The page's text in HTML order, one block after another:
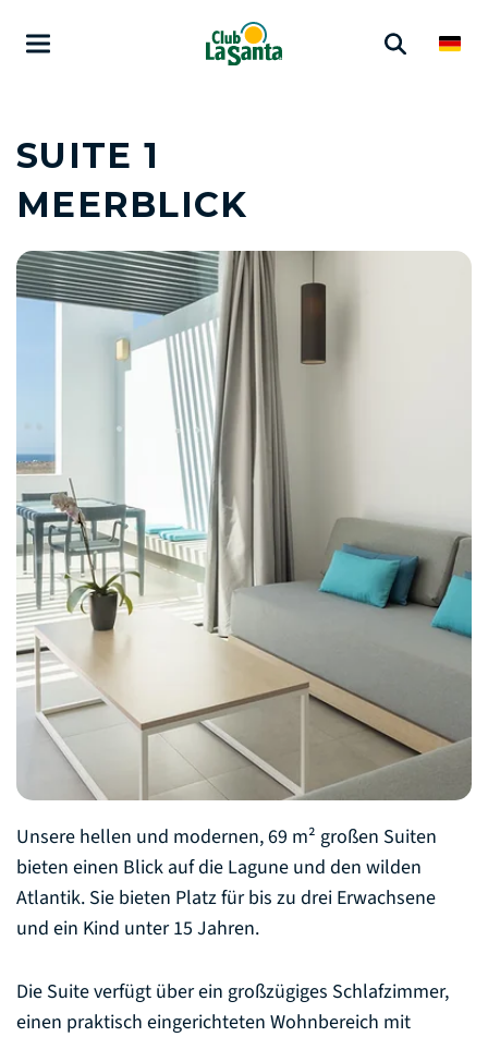
SUITE 1
MEERBLICK
Unsere hellen und modernen, 69 m² großen Suiten
bieten einen Blick auf die Lagune und den wilden
Atlantik. Sie bieten Platz für bis zu drei Erwachsene
und ein Kind unter 15 Jahren.
Die Suite verfügt über ein großzügiges Schlafzimmer,
einen praktisch eingerichteten Wohnbereich mit